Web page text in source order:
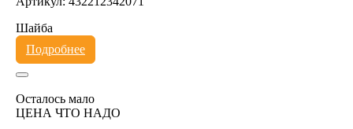
Шайба
Подробнее
Осталось мало
ЦЕНА ЧТО НАДО